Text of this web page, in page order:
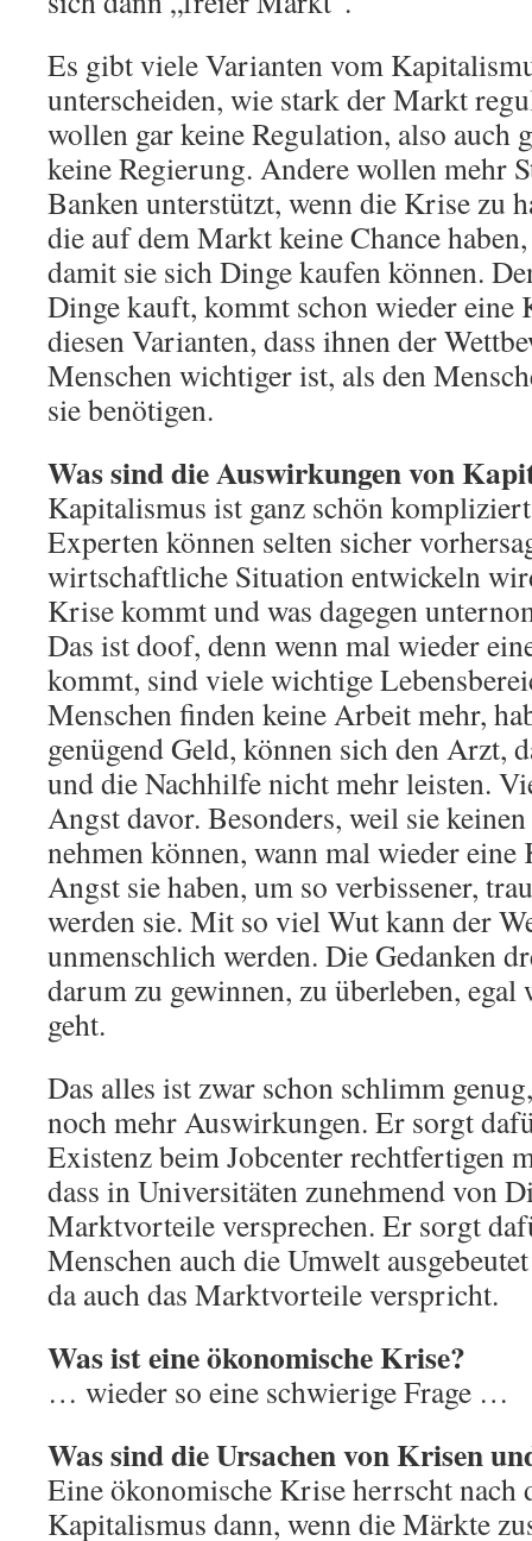
Es gibt viele Varianten vom
unterscheiden, wie stark der Markt
wollen gar keine Regulation, also auch
keine Regierung. Andere wollen mehr
Banken unterstützt, wenn die Krise zu
die auf dem Markt keine Chance
damit sie sich Dinge kaufen können.
Dinge kauft, kommt schon wieder eine
diesen Varianten, dass ihnen der
Menschen wichtiger ist, als den
sie benötigen.
Was sind die Auswirkungen von
Kapitalismus ist ganz schön
Experten können selten sicher
wirtschaftliche Situation entwickeln
Krise kommt und was dagegen
Das ist doof, denn wenn mal wieder
kommt, sind viele wichtige
Menschen finden keine Arbeit mehr,
genügend Geld, können sich den Arzt,
und die Nachhilfe nicht mehr leisten.
Angst davor. Besonders, weil sie
nehmen können, wann mal wieder
Angst sie haben, um so verbissener,
werden sie. Mit so viel Wut kann der
unmenschlich werden. Die Gedanken
darum zu gewinnen, zu überleben, egal
geht.
Das alles ist zwar schon schlimm
noch mehr Auswirkungen. Er sorgt
Existenz beim Jobcenter rechtfertigen
dass in Universitäten zunehmend von
Marktvorteile versprechen. Er sorgt
Menschen auch die Umwelt
da auch das Marktvorteile verspricht.
Was ist eine ökonomische Krise?
… wieder so eine schwierige Frage …
Was sind die Ursachen von Krisen
Eine ökonomische Krise herrscht nach
Kapitalismus dann, wenn die Märkte